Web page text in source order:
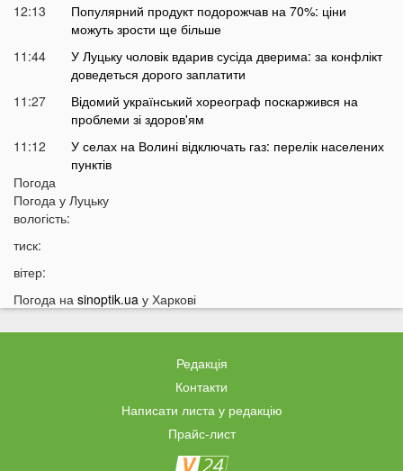
12:13
Популярний продукт подорожчав на 70%: ціни
можуть зрости ще більше
11:44
У Луцьку чоловік вдарив сусіда дверима: за конфлікт
доведеться дорого заплатити
11:27
Відомий український хореограф поскаржився на
проблеми зі здоров'ям
11:12
У селах на Волині відключать газ: перелік населених
пунктів
10:56
10:43
10:11
На Волині два дні вируватиме аномалія
09:38
Українці можуть залишитися без пенсій через
Вночі на Волині горіла «Єва»
Українців закликали якнайшвидше виїжджати з
Що відомо про нічну атаку РФ по Україні
Погода
Погода у Луцьку
вологість:
тиск:
вітер:
Погода на sinoptik.ua у Харкові
Редакція
Контакти
Написати листа у редакцію
Прайс-лист